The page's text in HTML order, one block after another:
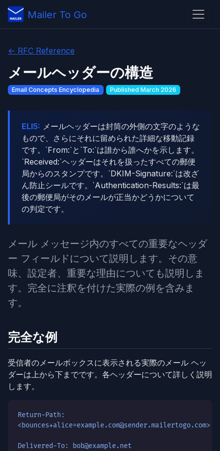
Mailer To Go
← RFC Reference
メールヘッダーの構造
Email Concepts Encyclopedia Published March 2026
ELI5: メールヘッダーは封筒の外側の文字のような
もので、さらにそれに留められた詳細な移動記録
です。`From:`と`To:`は誰から誰へかを示します。
`Received:`ヘッダーはそれを扱ったすべての郵便
局からのスタンプです。`DKIM-Signature:`は改ざ
ん防止シールです。`Authentication-Results:`は最
後の郵便局がそのメールが正当かどうかについて
の判定です。
メール メッセージ内のすべての重要なヘッダ
ー フィールドについて説明します。その意
味、設定者、重要な理由についても説明しま
す。完全に注釈を付けた実際の例を含みま
す。
完全な例
受信者のメールボックスに表示される実際のメール ヘッ
ダーは上から下までです。各ヘッダーについて詳しく説明
します。
Return-Path:
<bounces+alice=example.com@sender.mailertogo.com>
Delivered-To: bob@example.net